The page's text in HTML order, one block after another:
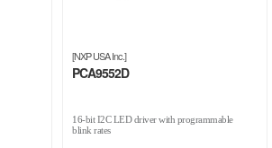
[NXP USA Inc.]
PCA9552D
16-bit I2C LED driver with programmable
blink rates